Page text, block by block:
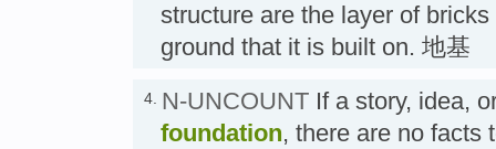
structure are the layer of
ground that it is built on. 地基
4. N-UNCOUNT If a story, idea,
foundation, there are no facts